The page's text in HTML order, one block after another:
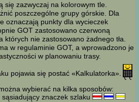
się zazwyczaj na kolorowym tle.
poszczególne grupy górskie. Dla
oznaczają punkty dla wycieczek
GOT zastosowano czerwoną
których nie zastosowano żadnego tła.
w regulaminie GOT, a wprowadzono je
w planowaniu trasy.
pojawia się postać «Kalkulatorka».
wybierać na kilka sposobów:
znaczek szlaku